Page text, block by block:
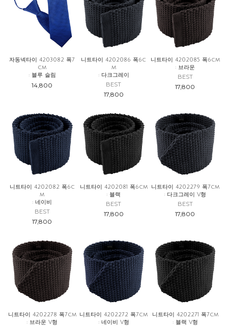
자동넥타이 4203082 폭7
cm
: 블루 슬림
14,800
니트타이 4202086 폭6c
m
: 다크그레이
BEST
17,800
니트타이 4202085 폭6cm
: 브라운
BEST
17,800
니트타이 4202082 폭6c
m
: 네이비
BEST
17,800
니트타이 4202081 폭6cm
: 블랙
BEST
17,800
니트타이 4202279 폭7cm
: 다크그레이 V형
BEST
17,800
니트타이 4202278 폭7cm
: 브라운 V형
니트타이 4202272 폭7cm
: 네이비 V형
니트타이 4202271 폭7cm
: 블랙 V형